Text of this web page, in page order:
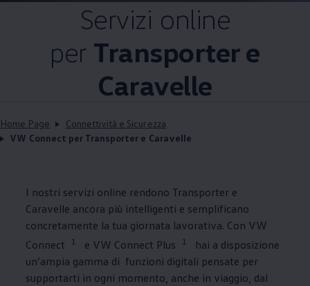
Servizi online
per Transporter e
Caravelle
Home Page
Connettività e Sicurezza
VW Connect per Transporter e Caravelle
I nostri servizi online rendono Transporter e
Caravelle ancora più intelligenti e semplificano
concretamente la tua giornata lavorativa. Con VW
Connect
1 e VW Connect Plus 1
hai a disposizione
un’ampia gamma di funzioni digitali pensate per
supportarti in ogni momento, anche in viaggio, dal